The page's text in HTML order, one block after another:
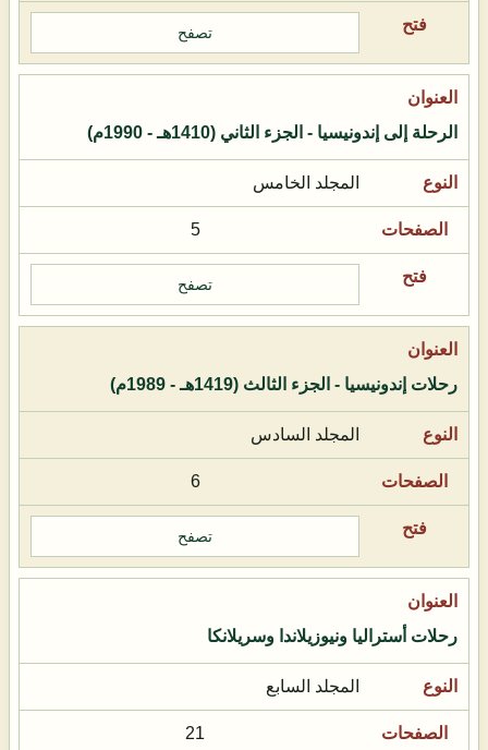
تصفح
الرحلة إلى إندونيسيا - الجزء الثاني (1410هـ - 1990م)
المجلد الخامس
5
تصفح
رحلات إندونيسيا - الجزء الثالث (1419هـ - 1989م)
المجلد السادس
6
تصفح
رحلات أستراليا ونيوزيلاندا وسريلانكا
المجلد السابع
21